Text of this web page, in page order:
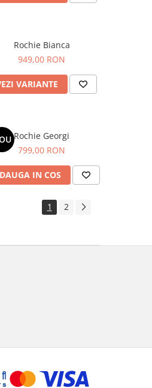
Rochie Bianca
949,00 RON
VARIANTE
Rochie Georgi
799,00 RON
IN COS
1 2